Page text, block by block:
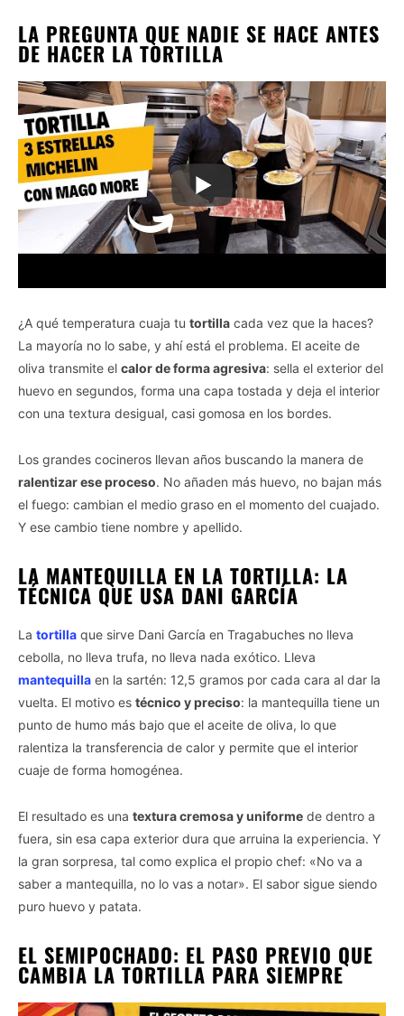
LA PREGUNTA QUE NADIE SE HACE ANTES
DE HACER LA TORTILLA
¿A qué temperatura cuaja tu tortilla cada vez que la haces?
La mayoría no lo sabe, y ahí está el problema. El aceite de
oliva transmite el calor de forma agresiva: sella el exterior del
huevo en segundos, forma una capa tostada y deja el interior
con una textura desigual, casi gomosa en los bordes.
Los grandes cocineros llevan años buscando la manera de
ralentizar ese proceso. No añaden más huevo, no bajan más
el fuego: cambian el medio graso en el momento del cuajado.
Y ese cambio tiene nombre y apellido.
LA MANTEQUILLA EN LA TORTILLA: LA
TÉCNICA QUE USA DANI GARCÍA
La tortilla que sirve Dani García en Tragabuches no lleva
cebolla, no lleva trufa, no lleva nada exótico. Lleva
mantequilla en la sartén: 12,5 gramos por cada cara al dar la
vuelta. El motivo es técnico y preciso: la mantequilla tiene un
punto de humo más bajo que el aceite de oliva, lo que
ralentiza la transferencia de calor y permite que el interior
cuaje de forma homogénea.
El resultado es una textura cremosa y uniforme de dentro a
fuera, sin esa capa exterior dura que arruina la experiencia. Y
la gran sorpresa, tal como explica el propio chef: «No va a
saber a mantequilla, no lo vas a notar». El sabor sigue siendo
puro huevo y patata.
EL SEMIPOCHADO: EL PASO PREVIO QUE
CAMBIA LA TORTILLA PARA SIEMPRE